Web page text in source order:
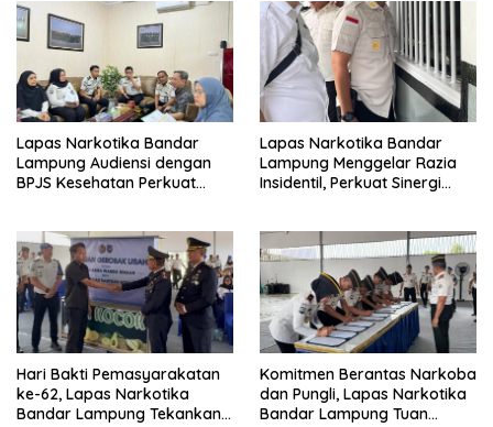
Halinar
Lapas Narkotika Bandar
Lampung Audiensi dengan
BPJS Kesehatan Perkuat
Lapas Narkotika Bandar
Lampung Menggelar Razia
Insidentil, Perkuat Sinergi
Hari Bakti Pemasyarakatan
ke-62, Lapas Narkotika
Bandar Lampung Tekankan
Komitmen Berantas Narkoba
dan Pungli, Lapas Narkotika
Bandar Lampung Tuan